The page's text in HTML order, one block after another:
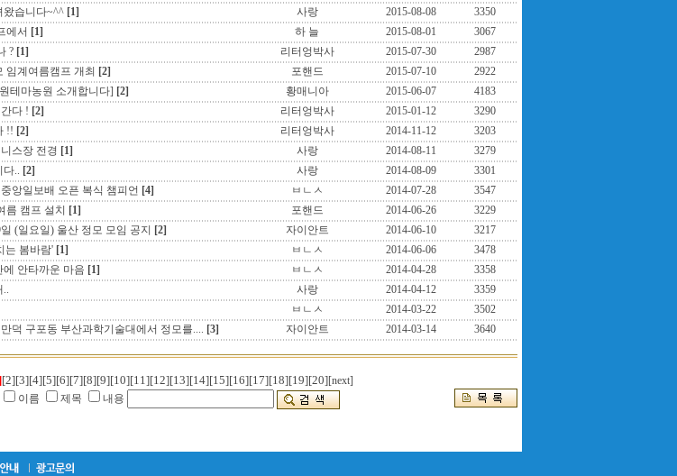
왔습니다~^^ [1] 사랑 2015-08-08
3350
에서 [1] 하 늘 2015-08-01
3067
? [1] 리터엉박사 2015-07-30
2987
임계여름캠프 개최 [2] 포핸드 2015-07-10
2922
테마농원 소개합니다] [2] 황매니아 2015-06-07
4183
다 ! [2] 리터엉박사 2015-01-12
3290
!! [2] 리터엉박사 2014-11-12
3203
스장 전경 [1] 사랑 2014-08-11
3279
다.. [2] 사랑 2014-08-09
3301
앙일보배 오픈 복식 챔피언 [4] ㅂㄴㅅ 2014-07-28
3547
름 캠프 설치 [1] 포핸드 2014-06-26
3229
(일요일) 울산 정모 모임 공지 [2] 자이안트 2014-06-10
3217
는 봄바람' [1] ㅂㄴㅅ 2014-06-06
3478
에 안타까운 마음 [1] ㅂㄴㅅ 2014-04-28
3358
.. 사랑 2014-04-12
3359
ㅂㄴㅅ 2014-03-22
3502
덕 구포동 부산과학기술대에서 정모를.... [3] 자이안트 2014-03-14 3640
[2][3][4][5][6][7][8][9][10][11][12][13][14][15][16][17][18][19][20][next]
이름
제목 내용